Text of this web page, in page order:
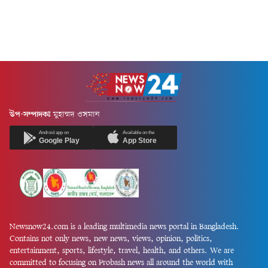
উপ-সম্পাদকঃ মুহাম্মদ ওসমান
Android app on
Google Play
Available on the
App Store
Newsnow24.com is a leading multimedia news portal in Bangladesh.
Contains not only news, new news, views, opinion, politics,
entertainment, sports, lifestyle, travel, health, and others. We are
committed to focusing on Probash news all around the world with